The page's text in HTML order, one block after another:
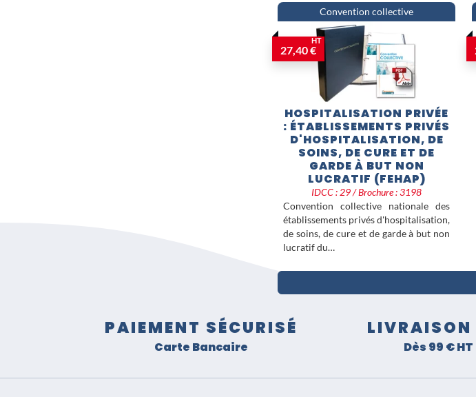
Convention collective
27,40 €
HT
HOSPITALISATION PRIVÉE
: ÉTABLISSEMENTS PRIVÉS
D'HOSPITALISATION, DE
SOINS, DE CURE ET DE
GARDE À BUT NON
LUCRATIF (FEHAP)
IDCC : 29 / Brochure : 3198
Convention collective nationale des
établissements privés d'hospitalisation,
de soins, de cure et de garde à but non
lucratif du…
PAIEMENT SÉCURISÉ
Carte Bancaire
LIVRAISON
Dès 99 €